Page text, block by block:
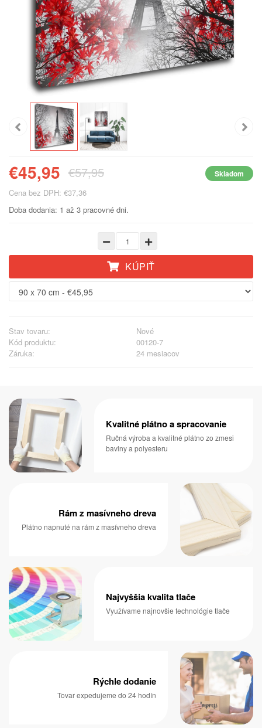
€45,95 €57,95 Skladom
Cena bez DPH: €37,36
Doba dodania: 1 až 3 pracovné dni.
KÚPIŤ
Stav tovaru:
Nové
Kód produktu:
00120-7
Záruka:
24 mesiacov
Kvalitné plátno a spracovanie
Ručná výroba a kvalitné plátno zo zmesi
bavlny a polyesteru
Rám z masívneho dreva
Plátno napnuté na rám z masívneho dreva
Najvyššia kvalita tlače
Využívame najnovšie technológie tlače
Rýchle dodanie
Tovar expedujeme do 24 hodín